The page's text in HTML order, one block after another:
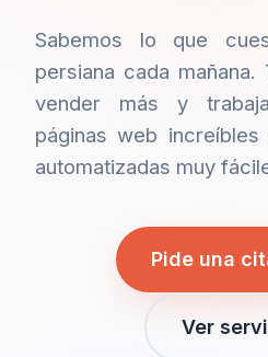
Sabemos lo que
persiana cada mañana.
vender más y
páginas web increíbles
automatizadas muy
Pide una
Ver